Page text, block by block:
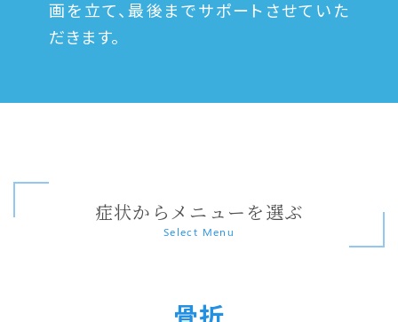
画を立て、最後までサポートさせていた
だきます。
症状からメニューを選ぶ
Select Menu